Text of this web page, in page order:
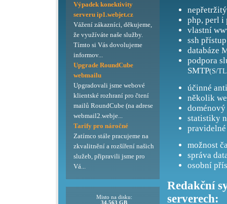
php, perl i
vlastní
ssh přístup
databáze
podpora
SMTP(S/
účinné
několik
doménový
statistiky
možnost
správa
osobní
Redakční
serverech:
Výpadek konektivity
serveru ip1.webjet.cz
Vážení zákazníci, děkujeme,
že využíváte naše služby.
Tímto si Vás dovolujeme
informov...
Upgrade RoundCube
webmailu
Upgradovali jsme webové
klientské rozhraní pro čtení
mailů RoundCube (na adrese
webmail2.webje...
Tarify pro náročné
Zatímco stále pracujeme na
zkvalitnění a rozšíření našich
služeb, připravili jsme pro
Vá...
Misto na disku:
34.563 GB